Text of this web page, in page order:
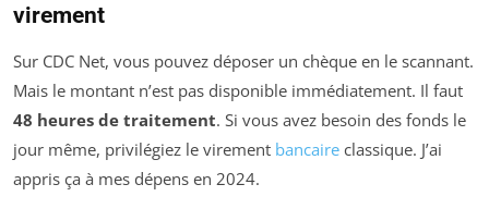
virement
Sur CDC Net, vous pouvez déposer un chèque en le scannant.
Mais le montant n’est pas disponible immédiatement. Il faut
48 heures de traitement. Si vous avez besoin des fonds le
jour même, privilégiez le virement bancaire classique. J’ai
appris ça à mes dépens en 2024.